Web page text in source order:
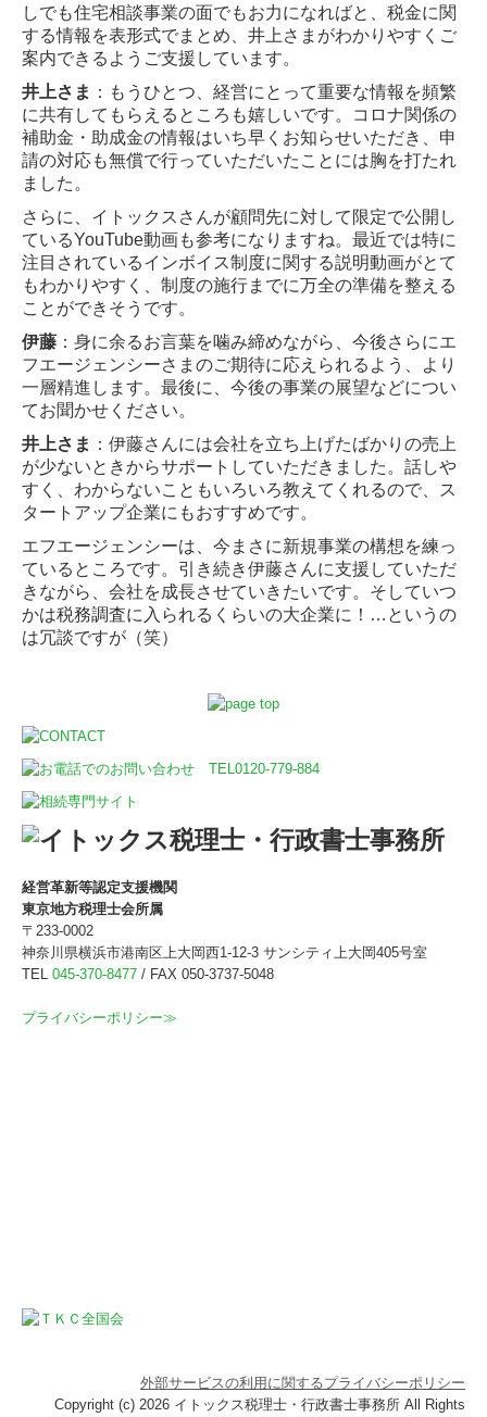
しでも住宅相談事業の面でもお力になればと、税金に関
する情報を表形式でまとめ、井上さまがわかりやすくご
案内できるよう ご支援しています。
井上さま ：もうひとつ、経営にとって重要な情報を頻繁
に共有してもらえるところも嬉しいです。コロナ関係の
補助金・助成金の情報はいち早くお知らせいただき、申
請の対応も無償で行っていただいたことには胸を打たれ
ました。
さらに、イトックスさんが顧問先に対して限定で公開し
ているYouTube動画も参考になりま すね。最近では特に
注目されているインボイス制度に関する説明動画がとて
もわかりやす く、制度の施行までに万全の準備を整える
ことができそうです。
伊藤 ：身に余るお言葉を噛み締めながら、今後さらにエ
フエージェンシーさまのご期待に応えられるよう、より
一層精進します。最後に、今後の事業の展望などについ
てお聞かせください。
井上さま ：伊藤さんには会社を立ち上げたばかりの売上
が少ないときからサポートしていただきました。話しや
すく、わからないこともいろいろ教えてくれるので、ス
タートアップ企業にもおすすめです。
エフエージェンシーは、今まさに新規事業の構想を練っ
ているところです。引き続き伊藤さ んに支援していただ
きながら、会社を成長させていきたいです。そしていつ
かは税務調査に 入られるくらいの大企業に！…というの
は冗談ですが（笑）
経営革新等認定支援機関
東京地方税理士会所属
〒233-0002
神奈川県横浜市港南区上大岡西1-12-3 サンシティ上大岡405号室
TEL 045-370-8477 / FAX 050-3737-5048
プライバシーポリシー≫
外部サービスの利用に関するプライバシーポリシー
Copyright (c) 2026 イトックス税理士・行政書士事務所 All Rights